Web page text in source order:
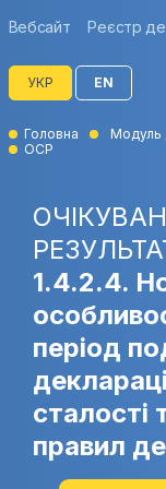
Вебсайт Реєстр
УКР EN
Головна
ОСР
1.4.2.4.
період
сталості
правил